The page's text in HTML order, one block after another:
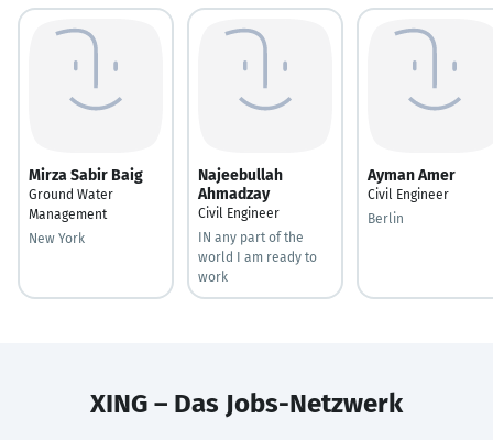
Mirza Sabir Baig
Ground Water
Management
New York
Najeebullah
Ahmadzay
Civil Engineer
IN any part of the
world I am ready to
work
Ayman Amer
Civil Engineer
Berlin
XING – Das Jobs-Netzwerk